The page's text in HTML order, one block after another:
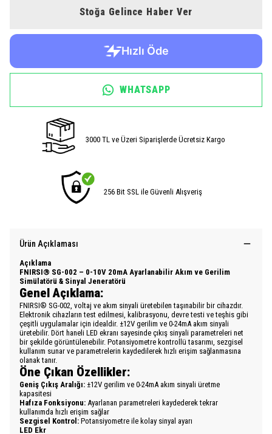
Stoğa Gelince Haber Ver
WHATSAPP
3000 TL ve Üzeri Siparişlerde Ücretsiz Kargo
256 Bit SSL ile Güvenli Alışveriş
Ürün Açıklaması
Açıklama
FNIRSI® SG-002 – 0-10V 20mA Ayarlanabilir Akım ve Gerilim
Simülatörü & Sinyal Jeneratörü
Genel Açıklama:
FNIRSI® SG-002, voltaj ve akım sinyali üretebilen taşınabilir bir cihazdır.
Elektronik cihazların test edilmesi, kalibrasyonu, devre testi ve teşhis gibi
çeşitli uygulamalar için idealdir. ±12V gerilim ve 0-24mA akım sinyali
üretebilir. Dört haneli LED ekranı sayesinde çıkış sinyali parametreleri net
bir şekilde görüntülenebilir. Potansiyometre kontrollü tasarımı, sezgisel
kullanım sunar ve parametrelerin kaydedilerek hızlı erişim sağlanmasına
olanak tanır.
Öne Çıkan Özellikler:
Geniş Çıkış Aralığı: ±12V gerilim ve 0-24mA akım sinyali üretme
kapasitesi
Hafıza Fonksiyonu: Ayarlanan parametreleri kaydederek tekrar
kullanımda hızlı erişim sağlar
Sezgisel Kontrol: Potansiyometre ile kolay sinyal ayarı
LED Ekr